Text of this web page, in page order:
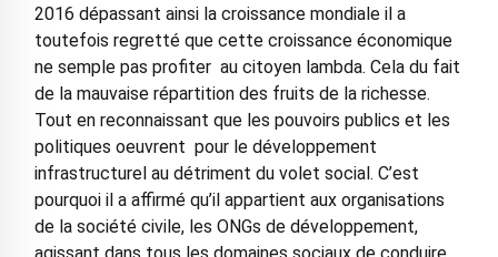
2016 dépassant ainsi la croissance mondiale il a
toutefois regretté que cette croissance économique
ne semple pas profiter au citoyen lambda. Cela du fait
de la mauvaise répartition des fruits de la richesse.
Tout en reconnaissant que les pouvoirs publics et les
politiques oeuvrent pour le développement
infrastructurel au détriment du volet social. C’est
pourquoi il a affirmé qu’il appartient aux organisations
de la société civile, les ONGs de développement,